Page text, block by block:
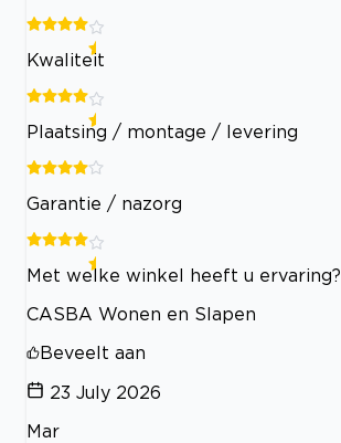
Kwaliteit
Plaatsing / montage / levering
Garantie / nazorg
Met welke winkel heeft u ervaring?
CASBA Wonen en Slapen
Beveelt aan
23 July 2026
Mar